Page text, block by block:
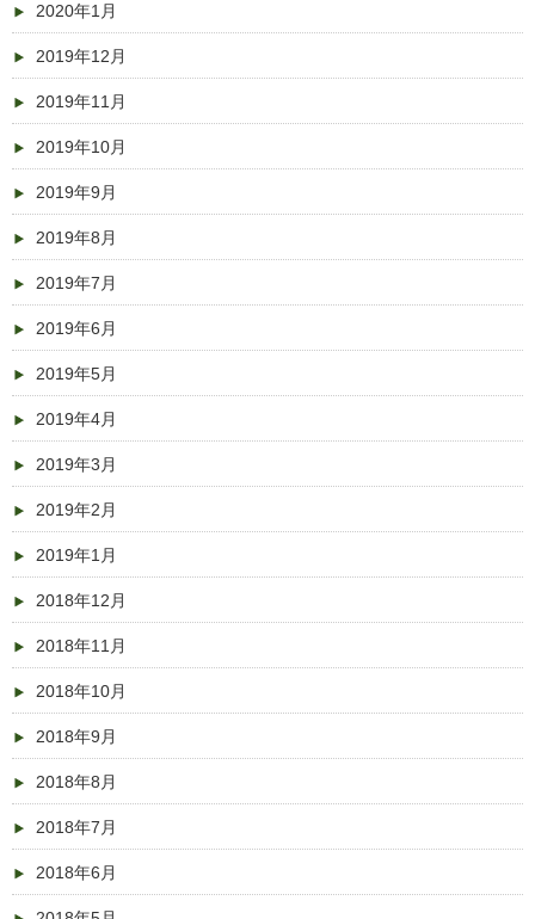
2020年1月
2019年12月
2019年11月
2019年10月
2019年9月
2019年8月
2019年7月
2019年6月
2019年5月
2019年4月
2019年3月
2019年2月
2019年1月
2018年12月
2018年11月
2018年10月
2018年9月
2018年8月
2018年7月
2018年6月